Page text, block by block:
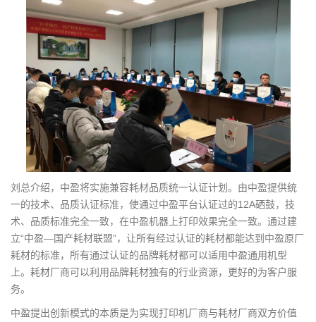
刘总介绍，中盈将实施兼容耗材品质统一认证计划。由中盈提供统
一的技术、品质认证标准，使通过中盈平台认证过的12A硒鼓，技
术、品质标准完全一致，在中盈机器上打印效果完全一致。通过建
立“中盈—国产耗材联盟”，让所有经过认证的耗材都能达到中盈原厂
耗材的标准，所有通过认证的品牌耗材都可以适用中盈通用机型
上。耗材厂商可以利用品牌耗材独有的行业资源，更好的为客户服
务。
中盈提出创新模式的本质是为实现打印机厂商与耗材厂商双方价值